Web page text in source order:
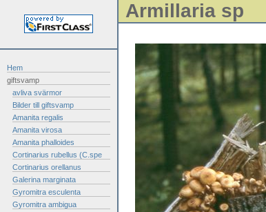
Hem
giftsvamp
avliva svärmor
Bilder till giftsvamp
Amanita regalis
Amanita virosa
Amanita phalloides
Cortinarius rubellus (C.spe
Cortinarius orellanus
Galerina marginata
Gyromitra esculenta
Gyromitra ambigua
Armillaria sp